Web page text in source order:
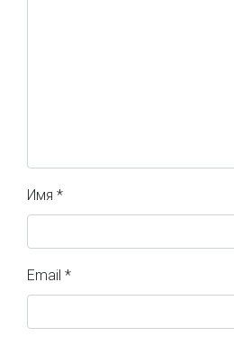
Имя *
Email *